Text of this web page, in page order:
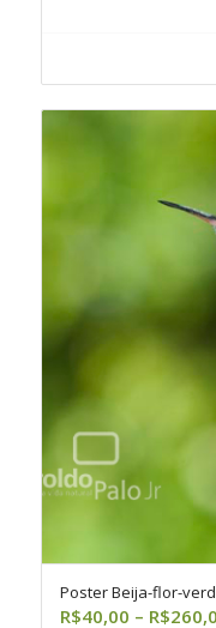
Poster Beija-flor-
R$40,00 – R$